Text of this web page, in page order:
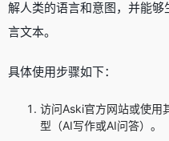
解人类的语言和意图，并能
言文本。
具体使用步骤如下：
访问Aski官方网站或使用
型（AI写作或AI问答）。